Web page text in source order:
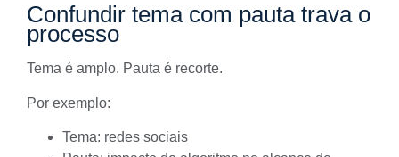
Confundir tema com pauta trava o
processo
Tema é amplo. Pauta é recorte.
Por exemplo:
Tema: redes sociais